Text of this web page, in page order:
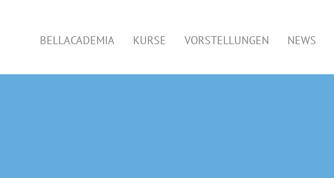
BELLACADEMIA KURSE VORSTELLUNGEN NEWS